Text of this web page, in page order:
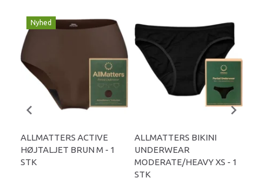
Nyhed
ALLMATTERS ACTIVE
HØJTALJET BRUN M - 1
STK
ALLMATTERS BIKINI
UNDERWEAR
MODERATE/HEAVY XS - 1
STK